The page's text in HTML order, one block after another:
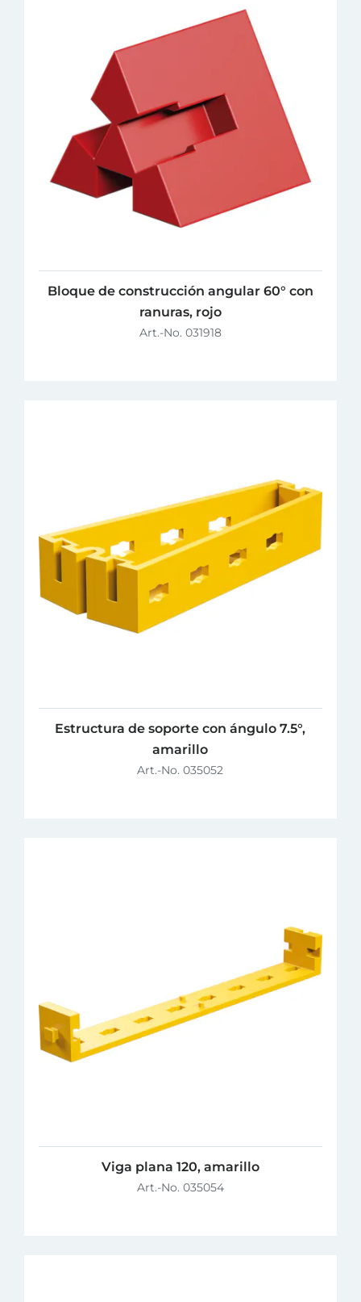
Bloque de construcción angular 60° con
ranuras, rojo
Art.-No. 031918
Estructura de soporte con ángulo 7.5°,
amarillo
Art.-No. 035052
Viga plana 120, amarillo
Art.-No. 035054